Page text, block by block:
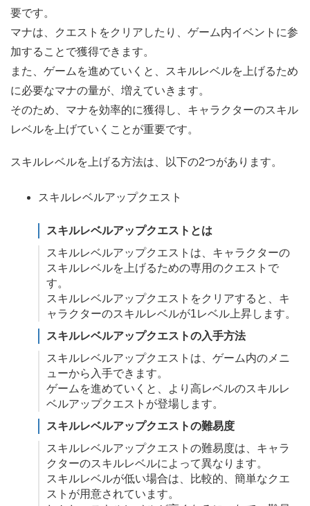
要です。
マナは、クエストをクリアしたり、ゲーム内イベントに参
加することで獲得できます。
また、ゲームを進めていくと、スキルレベルを上げるため
に必要なマナの量が、増えていきます。
そのため、マナを効率的に獲得し、キャラクターのスキル
レベルを上げていくことが重要です。
スキルレベルを上げる方法は、以下の2つがあります。
スキルレベルアップクエスト
スキルレベルアップクエストとは
スキルレベルアップクエストは、キャラクターの
スキルレベルを上げるための専用のクエストで
す。
スキルレベルアップクエストをクリアすると、キ
ャラクターのスキルレベルが1レベル上昇します。
スキルレベルアップクエストの入手方法
スキルレベルアップクエストは、ゲーム内のメニ
ューから入手できます。
ゲームを進めていくと、より高レベルのスキルレ
ベルアップクエストが登場します。
スキルレベルアップクエストの難易度
スキルレベルアップクエストの難易度は、キャラ
クターのスキルレベルによって異なります。
スキルレベルが低い場合は、比較的、簡単なクエ
ストが用意されています。